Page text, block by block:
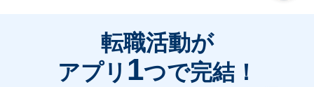
転職活動が
アプリ 1つで完結！